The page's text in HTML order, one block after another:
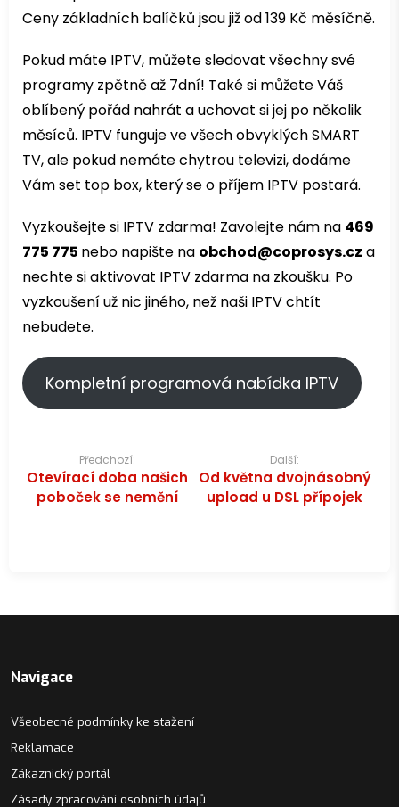
Ceny základních balíčků jsou již od 139 Kč měsíčně.
Pokud máte IPTV, můžete sledovat všechny své
programy zpětně až 7dní! Také si můžete Váš
oblíbený pořád nahrát a uchovat si jej po několik
měsíců. IPTV funguje ve všech obvyklých SMART
TV, ale pokud nemáte chytrou televizi, dodáme
Vám set top box, který se o příjem IPTV postará.
Vyzkoušejte si IPTV zdarma! Zavolejte nám na 469
775 775 nebo napište na obchod@coprosys.cz a
nechte si aktivovat IPTV zdarma na zkoušku. Po
vyzkoušení už nic jiného, než naši IPTV chtít
nebudete.
Kompletní programová nabídka IPTV
Navigace
pro
Předchozí:
Otevírací doba našich
poboček se nemění
Další:
Od května dvojnásobný
upload u DSL přípojek
Navigace
Všeobecné podmínky ke stažení
Reklamace
Zákaznický portál
Zásady zpracování osobních údajů